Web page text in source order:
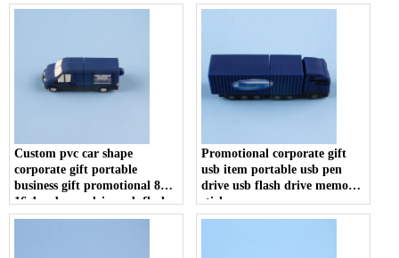
stick
U disk
Custom pvc car shape
corporate gift portable
business gift promotional 8gb
16gb usb pen drive usb flash
drive memory stick
Promotional corporate gift
usb item portable usb pen
drive usb flash drive memory
stick